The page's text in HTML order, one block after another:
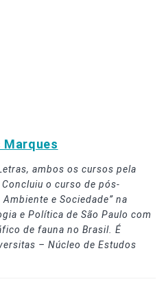
Marques
ambos os cursos pela
o curso de pós-
e Sociedade” na
e Política de São Paulo com
de fauna no Brasil. É
– Núcleo de Estudos